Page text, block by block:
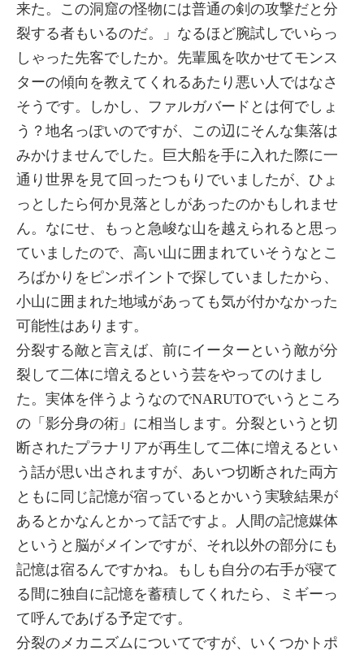
来た。この洞窟の怪物には普通の剣の攻撃だと分
裂する者もいるのだ。」なるほど腕試しでいらっ
しゃった先客でしたか。先輩風を吹かせてモンス
ターの傾向を教えてくれるあたり悪い人ではなさ
そうです。しかし、ファルガバードとは何でしょ
う？地名っぽいのですが、この辺にそんな集落は
みかけませんでした。巨大船を手に入れた際に一
通り世界を見て回ったつもりでいましたが、ひょ
っとしたら何か見落としがあったのかもしれませ
ん。なにせ、もっと急峻な山を越えられると思っ
ていましたので、高い山に囲まれていそうなとこ
ろばかりをピンポイントで探していましたから、
小山に囲まれた地域があっても気が付かなかった
可能性はあります。
分裂する敵と言えば、前にイーターという敵が分
裂して二体に増えるという芸をやってのけまし
た。実体を伴うようなのでNARUTOでいうところ
の「影分身の術」に相当します。分裂というと切
断されたプラナリアが再生して二体に増えるとい
う話が思い出されますが、あいつ切断された両方
ともに同じ記憶が宿っているとかいう実験結果が
あるとかなんとかって話ですよ。人間の記憶媒体
というと脳がメインですが、それ以外の部分にも
記憶は宿るんですかね。もしも自分の右手が寝て
る間に独自に記憶を蓄積してくれたら、ミギーっ
て呼んであげる予定です。
分裂のメカニズムについてですが、いくつかトポ